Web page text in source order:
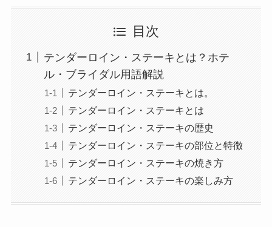
目次
テンダーロイン・ステーキとは？ホテ
ル・ブライダル用語解説
テンダーロイン・ステーキとは。
テンダーロイン・ステーキとは
テンダーロイン・ステーキの歴史
テンダーロイン・ステーキの部位と特徴
テンダーロイン・ステーキの焼き方
テンダーロイン・ステーキの楽しみ方